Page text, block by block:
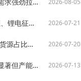
2026-08-05
电池消费税新政落地：钠电免征、锂电征税，钠电迎来“免税红利期”【SMM分析】 2026-07-21
6月中国磷矿石进口量环增 埃及货源占比骤降约旦摩洛哥等替代货源放量【SMM分析】 2026-07-20
2026H1钠电电解液回顾：增量显著但产能隐忧渐深，原材料瓶颈成核心掣肘【SMM分析】 2026-07-13